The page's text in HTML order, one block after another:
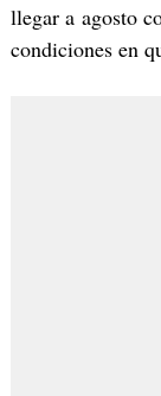
llegar a agosto
condiciones en